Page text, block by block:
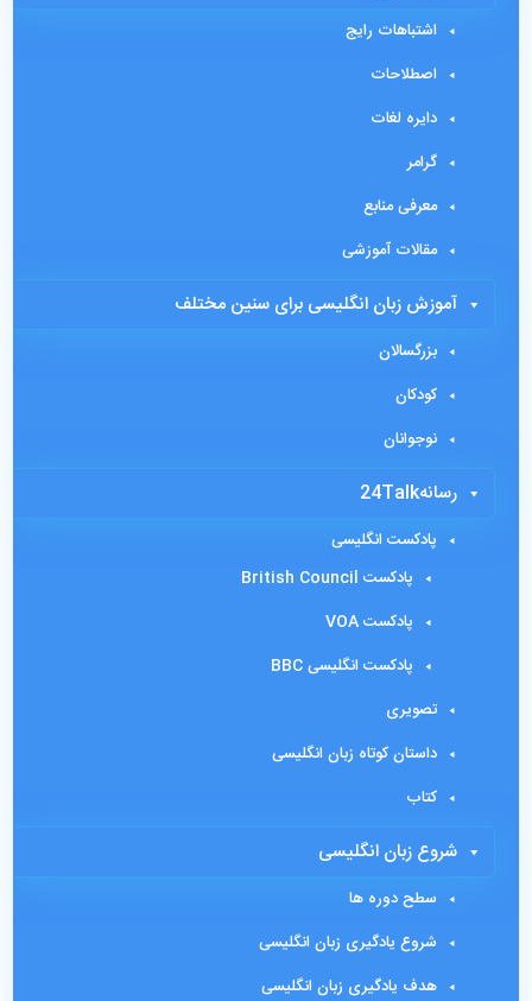
اشتباهات رایج
اصطلاحات
دایره لغات
گرامر
معرفی منابع
مقالات آموزشی
آموزش زبان انگلیسی برای سنین مختلف
بزرگسالان
کودکان
نوجوانان
رسانه24Talk
پادکست انگلیسی
پادکست British Council
پادکست VOA
پادکست انگلیسی BBC
تصویری
داستان کوتاه زبان انگلیسی
کتاب
شروع زبان انگلیسی
سطح دوره ها
شروع یادگیری زبان انگلیسی
هدف یادگیری زبان انگلیسی